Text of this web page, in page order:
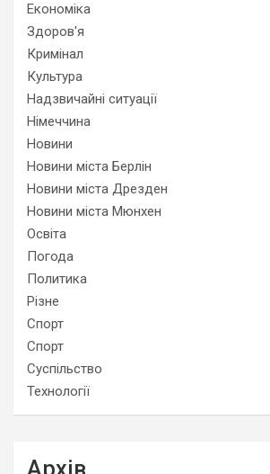
Економіка
Здоров'я
Кримінал
Культура
Надзвичайні ситуації
Німеччина
Новини
Новини міста Берлін
Новини міста Дрезден
Новини міста Мюнхен
Освіта
Погода
Политика
Різне
Спорт
Спорт
Суспільство
Технології